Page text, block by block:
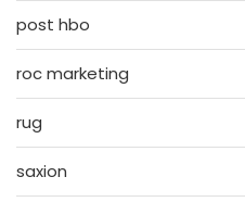
post hbo
roc marketing
rug
saxion